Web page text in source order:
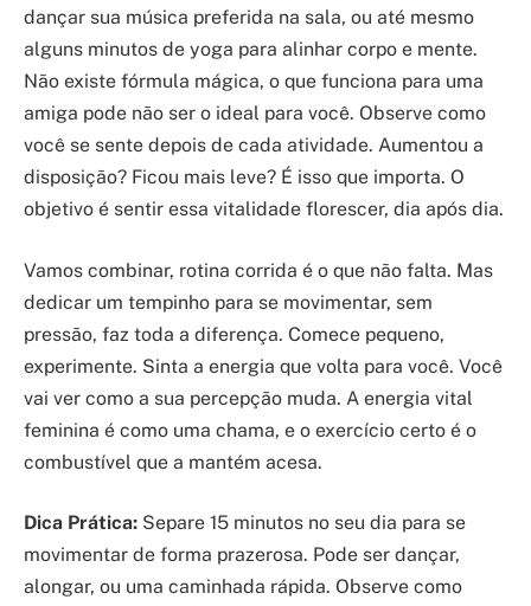
dançar sua música preferida na sala, ou até mesmo
alguns minutos de yoga para alinhar corpo e mente.
Não existe fórmula mágica, o que funciona para uma
amiga pode não ser o ideal para você. Observe como
você se sente depois de cada atividade. Aumentou a
disposição? Ficou mais leve? É isso que importa. O
objetivo é sentir essa vitalidade florescer, dia após dia.
Vamos combinar, rotina corrida é o que não falta. Mas
dedicar um tempinho para se movimentar, sem
pressão, faz toda a diferença. Comece pequeno,
experimente. Sinta a energia que volta para você. Você
vai ver como a sua percepção muda. A energia vital
feminina é como uma chama, e o exercício certo é o
combustível que a mantém acesa.
Dica Prática: Separe 15 minutos no seu dia para se
movimentar de forma prazerosa. Pode ser dançar,
alongar, ou uma caminhada rápida. Observe como